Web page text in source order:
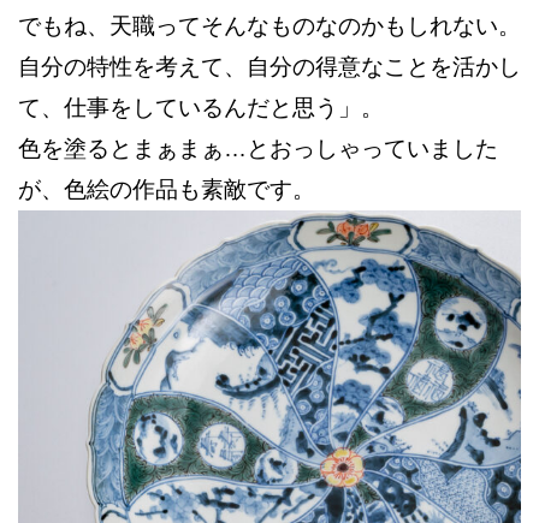
でもね、天職ってそんなものなのかもしれない。
自分の特性を考えて、自分の得意なことを活かし
て、仕事をしているんだと思う」。
色を塗るとまぁまぁ…とおっしゃっていました
が、色絵の作品も素敵です。